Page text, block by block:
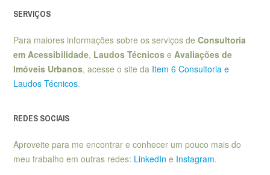
SERVIÇOS
Para maiores informações sobre os serviços de Consultoria
em Acessibilidade, Laudos Técnicos e Avaliações de
Imóveis Urbanos, acesse o site da Item 6 Consultoria e
Laudos Técnicos.
REDES SOCIAIS
Aproveite para me encontrar e conhecer um pouco mais do
meu trabalho em outras redes: LinkedIn e Instagram.